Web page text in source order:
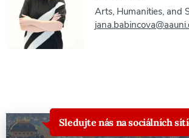
Arts, Humanities, and
Sledujte nás na sociálních